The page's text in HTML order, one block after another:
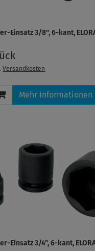
Einsatz 3/8", 6-kant,
Versandkosten
Mehr Informationen
Einsatz 3/4", 6-kant,